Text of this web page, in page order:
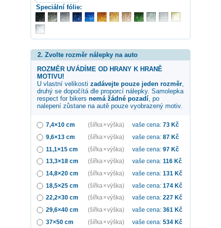
Speciální fólie:
2. Zvolte rozměr nálepky na auto
ROZMĚR UVÁDÍME OD HRANY K HRANĚ
MOTIVU!
U vlastní velikosti zadávejte pouze jeden rozměr,
druhý se dopočítá dle proporcí nálepky. Samolepka
respect for bikers nemá žádné pozadí, po
nalepení zůstane na autě pouze vyobrazený motiv.
7,4×10 cm (šířka × výška) vaše cena: 73 Kč
9,6×13 cm
(šířka × výška) vaše cena: 87 Kč
11,1×15 cm
(šířka × výška) vaše cena: 97 Kč
13,3×18 cm
(šířka × výška) vaše cena: 116 Kč
14,8×20 cm
(šířka × výška) vaše cena: 131 Kč
18,5×25 cm
(šířka × výška) vaše cena: 174 Kč
22,2×30 cm
(šířka × výška) vaše cena: 227 Kč
29,6×40 cm
(šířka × výška) vaše cena: 361 Kč
37×50 cm
(šířka × výška) vaše cena: 534 Kč